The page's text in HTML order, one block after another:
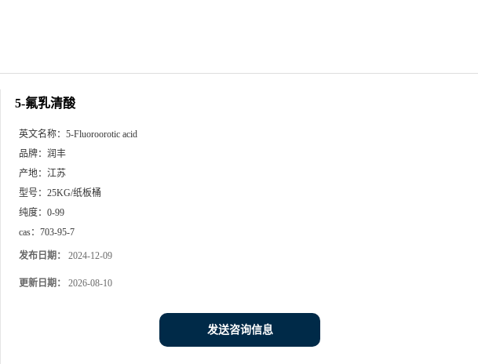
5-氟乳清酸
英文名称： 5-Fluoroorotic acid
品牌： 润丰
产地： 江苏
型号： 25KG/纸板桶
纯度： 0-99
cas： 703-95-7
发布日期： 2024-12-09
更新日期： 2026-08-10
发送咨询信息